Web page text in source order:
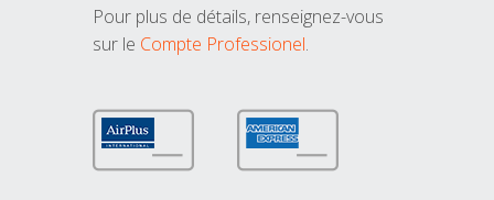
Pour plus de détails, renseignez-vous
sur le Compte Professionel.